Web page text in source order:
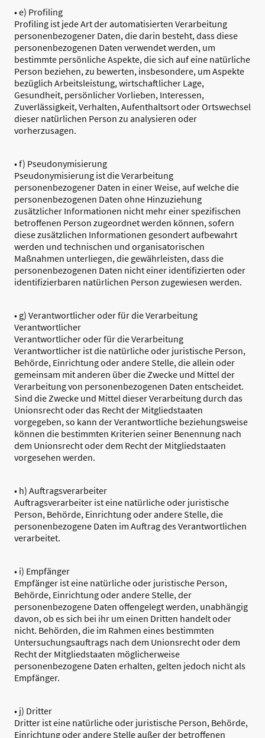
• e) Profiling
Profiling ist jede Art der automatisierten Verarbeitung
personenbezogener Daten, die darin besteht, dass diese
personenbezogenen Daten verwendet werden, um
bestimmte persönliche Aspekte, die sich auf eine natürliche
Person beziehen, zu bewerten, insbesondere, um Aspekte
bezüglich Arbeitsleistung, wirtschaftlicher Lage,
Gesundheit, persönlicher Vorlieben, Interessen,
Zuverlässigkeit, Verhalten, Aufenthaltsort oder Ortswechsel
dieser natürlichen Person zu analysieren oder
vorherzusagen.
• f) Pseudonymisierung
Pseudonymisierung ist die Verarbeitung
personenbezogener Daten in einer Weise, auf welche die
personenbezogenen Daten ohne Hinzuziehung
zusätzlicher Informationen nicht mehr einer spezifischen
betroffenen Person zugeordnet werden können, sofern
diese zusätzlichen Informationen gesondert aufbewahrt
werden und technischen und organisatorischen
Maßnahmen unterliegen, die gewährleisten, dass die
personenbezogenen Daten nicht einer identifizierten oder
identifizierbaren natürlichen Person zugewiesen werden.
• g) Verantwortlicher oder für die Verarbeitung
Verantwortlicher
Verantwortlicher oder für die Verarbeitung
Verantwortlicher ist die natürliche oder juristische Person,
Behörde, Einrichtung oder andere Stelle, die allein oder
gemeinsam mit anderen über die Zwecke und Mittel der
Verarbeitung von personenbezogenen Daten entscheidet.
Sind die Zwecke und Mittel dieser Verarbeitung durch das
Unionsrecht oder das Recht der Mitgliedstaaten
vorgegeben, so kann der Verantwortliche beziehungsweise
können die bestimmten Kriterien seiner Benennung nach
dem Unionsrecht oder dem Recht der Mitgliedstaaten
vorgesehen werden.
• h) Auftragsverarbeiter
Auftragsverarbeiter ist eine natürliche oder juristische
Person, Behörde, Einrichtung oder andere Stelle, die
personenbezogene Daten im Auftrag des Verantwortlichen
verarbeitet.
• i) Empfänger
Empfänger ist eine natürliche oder juristische Person,
Behörde, Einrichtung oder andere Stelle, der
personenbezogene Daten offengelegt werden, unabhängig
davon, ob es sich bei ihr um einen Dritten handelt oder
nicht. Behörden, die im Rahmen eines bestimmten
Untersuchungsauftrags nach dem Unionsrecht oder dem
Recht der Mitgliedstaaten möglicherweise
personenbezogene Daten erhalten, gelten jedoch nicht als
Empfänger.
• j) Dritter
Dritter ist eine natürliche oder juristische Person, Behörde,
Einrichtung oder andere Stelle außer der betroffenen